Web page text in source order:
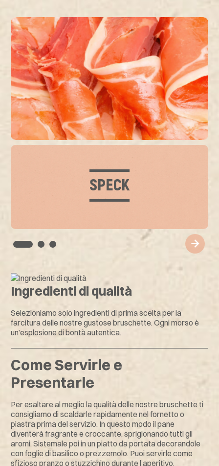
SPECK
Ingredienti di qualità
Selezioniamo solo ingredienti di prima scelta per la
farcitura delle nostre gustose bruschette. Ogni morso è
un’esplosione di bontà autentica.
Come Servirle e
Presentarle
Per esaltare al meglio la qualità delle nostre bruschette ti
consigliamo di scaldarle rapidamente nel fornetto o
piastra prima del servizio. In questo modo il pane
diventerà fragrante e croccante, sprigionando tutti gli
aromi. Sistemale poi in un piatto da portata decorandole
con foglie di basilico o prezzemolo. Puoi servirle come
sfizioso pranzo o stuzzichino durante l’aperitivo,